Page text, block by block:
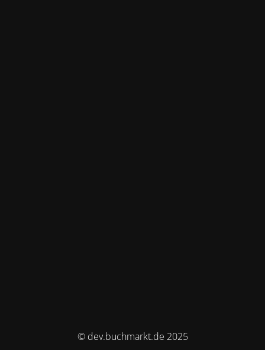
© dev.buchmarkt.de 2025